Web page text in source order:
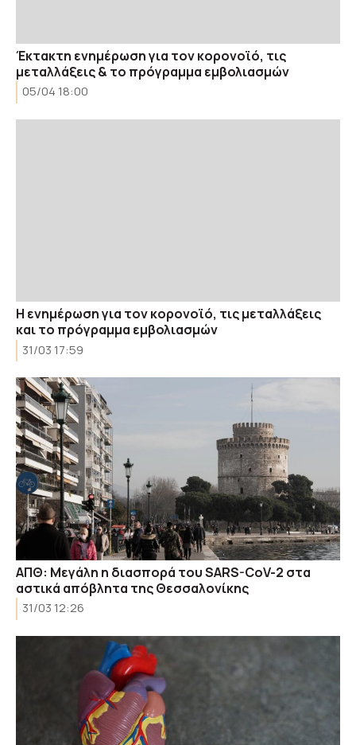
Έκτακτη ενημέρωση για τον κορονοϊό, τις
μεταλλάξεις & το πρόγραμμα εμβολιασμών
05/04 18:00
Η ενημέρωση για τον κορονοϊό, τις μεταλλάξεις
και το πρόγραμμα εμβολιασμών
31/03 17:59
ΑΠΘ: Μεγάλη η διασπορά του SARS-CoV-2 στα
αστικά απόβλητα της Θεσσαλονίκης
31/03 12:26